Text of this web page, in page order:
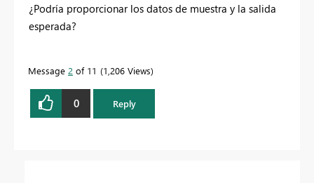
¿Podría proporcionar los datos de muestra y la salida
esperada?
Message 2 of 11 1,206 Views
0 Reply